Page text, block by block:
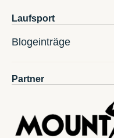
Laufsport
Blogeinträge
Partner